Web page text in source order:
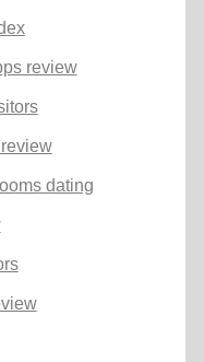
review
dating